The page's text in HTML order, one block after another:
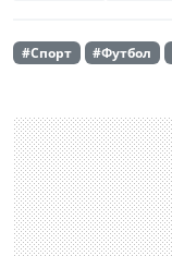
#Спорт #Футбол